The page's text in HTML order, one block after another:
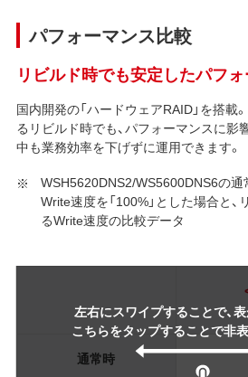
パフォーマンス比較
リビルド時でも安定したパフ
国内開発の「ハードウェアRAID」を搭載
るリビルド時でも、パフォーマンスに影
中も業務効率を下げずに運用できます。
WSH5620DNS2/WS5600DNS6の
Write速度を「100%」とした場合と
るWrite速度の比較データ
左右にスワイプすることで、
こちらをタップすることで非
通常時